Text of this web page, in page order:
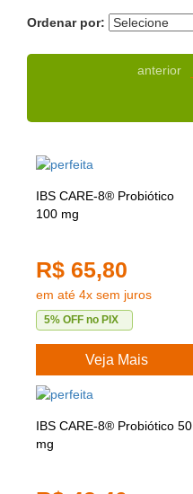
Ordenar por:
anterior
IBS CARE-8® Probiótico
100 mg
R$ 65,80
em até 4x sem juros
5% OFF no PIX
Veja Mais
IBS CARE-8® Probiótico 50
mg